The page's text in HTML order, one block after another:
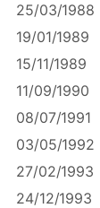
25/03/1988
19/01/1989
15/11/1989
11/09/1990
08/07/1991
03/05/1992
27/02/1993
24/12/1993